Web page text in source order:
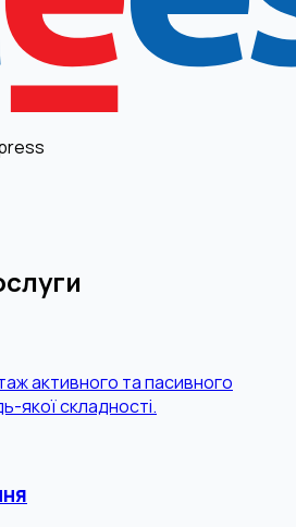
активного та пасивного
якої складності.